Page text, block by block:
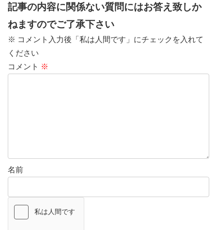
記事の内容に関係ない質問にはお答え致しか
ねますのでご了承下さい
※ コメント入力後「私は人間です」にチェックを入れて
ください
コメント ※
名前